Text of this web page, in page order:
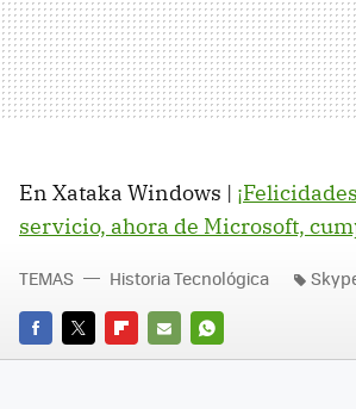
En Xataka Windows |
servicio, ahora de Microsoft,
FACEBOOK
TWITTERFLIPBOARD
E-
WHATSAPP
TEMAS Historia Tecnológica